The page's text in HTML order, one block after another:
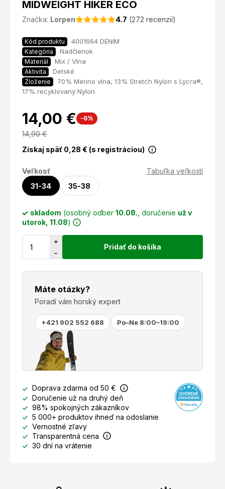
MIDWEIGHT HIKER ECO
Značka: Lorpen 4.7 (272 recenzií)
Kód produktu 4001664 DENIM
Kategória Nadčlenok
Materiál Mix / Vlna
Aktivita Detské
Zloženie
70% Merino vlna, 13% Stretch Nylon s Lycra®,
17% recyklovaný Nylon
14,00 € -6%
14,90€
Získaj späť 0,28 € (s registráciou)
Veľkosť
Tabuľka veľkostí
31-34
35-38
skladom (osobný odber 10.08. , doručenie už v
utorok, 11.08)
+
−
Pridať do košíka
Máte otázky?
Poradí vám horský expert
+421 902 552 688 Po–Ne 8:00–19:00
Doprava zdarma od 50 €
Doručenie už na druhý deň
98% spokojných zákazníkov
5 000+ produktov ihneď na odoslanie
Vernostné zľavy
Transparentná cena
30 dní na vrátenie